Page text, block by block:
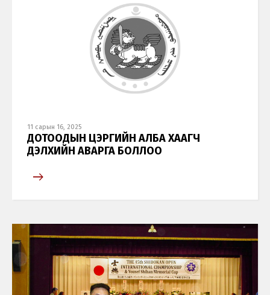
11 сарын 16, 2025
ДОТООДЫН ЦЭРГИЙН АЛБА ХААГЧ
ДЭЛХИЙН АВАРГА БОЛЛОО